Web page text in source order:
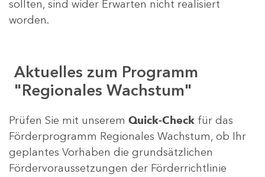
sollten, sind wider Erwarten nicht realisiert
worden.
Aktuelles zum Programm
"Regionales Wachstum"
Prüfen Sie mit unserem Quick-Check für das
Förderprogramm Regionales Wachstum, ob Ihr
geplantes Vorhaben die grundsätzlichen
Fördervoraussetzungen der Förderrichtlinie